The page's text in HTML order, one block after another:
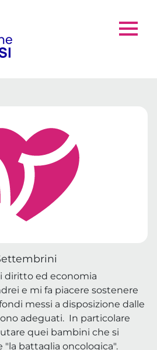
diritto ed economia
e mi fa piacere sostenere
messi a disposizione dalle
adeguati. In particolare
quei bambini che si
"la battaglia oncologica".